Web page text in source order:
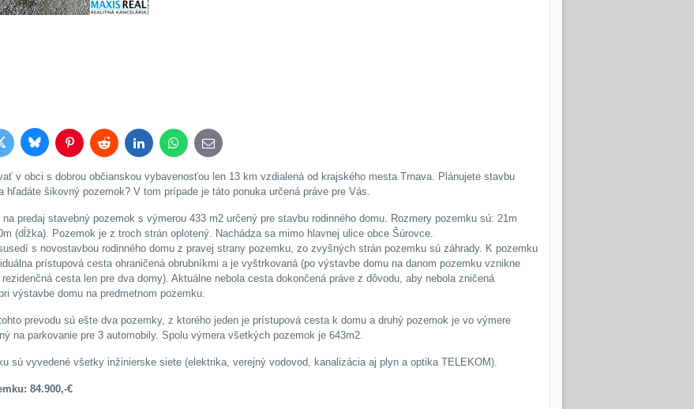
BlueskyPinterestReddit LinkedInWhatsApp
E-
mail
v obci s dobrou občianskou vybavenosťou len 13 km vzdialená od krajského mesta Trnava. Plánujete stavbu
hľadáte šikovný pozemok? V tom prípade je táto ponuka určená práve pre Vás.
na predaj stavebný pozemok s výmerou 433 m2 určený pre stavbu rodinného domu. Rozmery pozemku sú: 21m
(dĺžka). Pozemok je z troch strán oplotený. Nachádza sa mimo hlavnej ulice obce Šúrovce.
s novostavbou rodinného domu z pravej strany pozemku, zo zvyšných strán pozemku sú záhrady. K pozemku
prístupová cesta ohraničená obrubníkmi a je vyštrkovaná (po výstavbe domu na danom pozemku vznikne
cesta len pre dva domy). Aktuálne nebola cesta dokončená práve z dôvodu, aby nebola zničená
výstavbe domu na predmetnom pozemku.
prevodu sú ešte dva pozemky, z ktorého jeden je prístupová cesta k domu a druhý pozemok je vo výmere
na parkovanie pre 3 automobily. Spolu výmera všetkých pozemok je 643m2.
sú vyvedené všetky inžinierske siete (elektrika, verejný vodovod, kanalizácia aj plyn a optika TELEKOM).
84.900,-€